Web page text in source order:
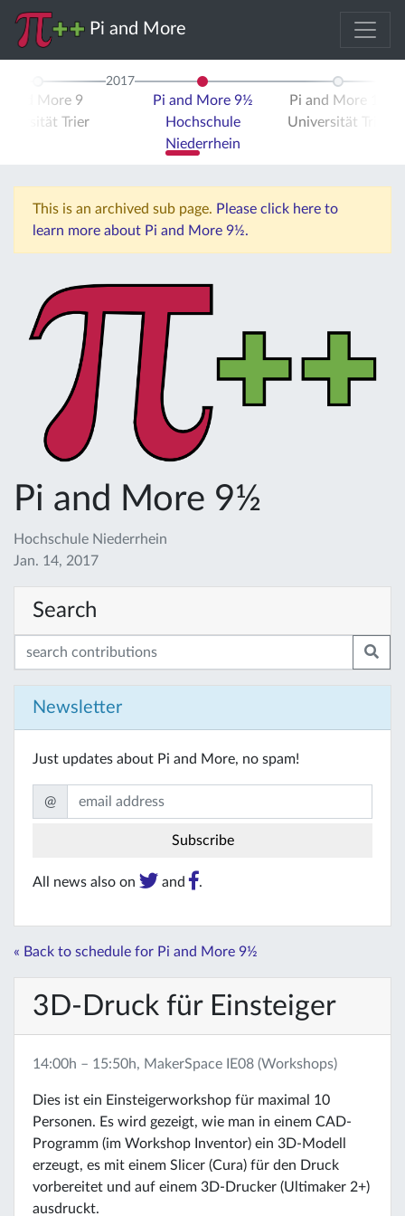
Pi and More
and More 9
Trier
2017
Pi and More 9½
Hochschule
Niederrhein
Pi and More 10
Universität Trier
This is an archived sub page. Please click here to
learn more about Pi and More 9½.
Pi and More 9½
Hochschule Niederrhein
Jan. 14, 2017
Search
Newsletter
Just updates about Pi and More, no spam!
@
All news also on and .
« Back to schedule for Pi and More 9½
3D-Druck für Einsteiger
14:00h – 15:50h, MakerSpace IE08 (Workshops)
Dies ist ein Einsteigerworkshop für maximal 10
Personen. Es wird gezeigt, wie man in einem CAD-
Programm (im Workshop Inventor) ein 3D-Modell
erzeugt, es mit einem Slicer (Cura) für den Druck
vorbereitet und auf einem 3D-Drucker (Ultimaker 2+)
ausdruckt.